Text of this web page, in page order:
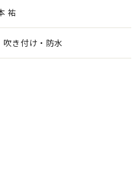
祐
き付け・防水